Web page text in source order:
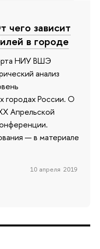
чего зависит
в городе
НИУ ВШЭ
анализ
городах России. О
Апрельской
— в материале
10 апреля 2019